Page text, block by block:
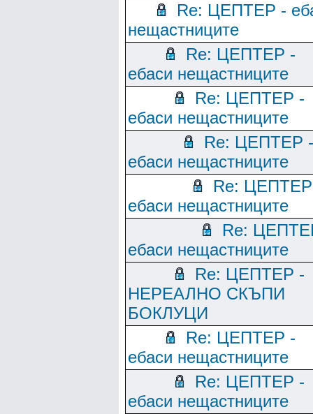
Re: ЦЕПТЕР -
нещастниците
Re: ЦЕПТЕР -
ебаси нещастниците
Re: ЦЕПТЕР -
ебаси нещастниците
Re: ЦЕПТЕР -
ебаси нещастниците
Re:
ебаси нещастниците
Re:
ебаси нещастниците
Re: ЦЕПТЕР -
НЕРЕАЛНО СКЪПИ
БОКЛУЦИ
Re: ЦЕПТЕР -
ебаси нещастниците
Re: ЦЕПТЕР -
ебаси нещастниците